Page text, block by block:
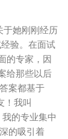
她刚刚经历
验。在面试
的专家，因
给那些以后
案都基于
！我叫
的专业集中
的吸引着